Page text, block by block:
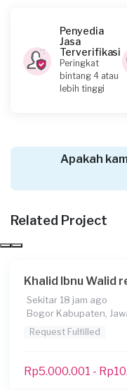
Bogor Kabupaten,
Request Fulfilled
Rp2.500.001 -
10 hari yang lalu
Cirebon, Jawa Barat
Rp2.500.001 -
16 hari yang lalu
Depok, Jawa Barat
Request Fulfilled
Penyedia
Jasa
Terverifikasi
Peringkat
bintang 4 atau
lebih tinggi
Apakah
Related Project
Khalid Ibnu Walid
Sekitar 18 jam ago
Bogor Kabupaten,
Request Fulfilled
Rp5.000.001 -